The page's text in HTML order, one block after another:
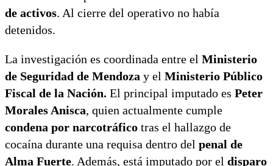
de activos. Al cierre del operativo no había
detenidos.
La investigación es coordinada entre el Ministerio
de Seguridad de Mendoza y el Ministerio Público
Fiscal de la Nación. El principal imputado es Peter
Morales Anisca, quien actualmente cumple
condena por narcotráfico tras el hallazgo de
cocaína durante una requisa dentro del penal de
Alma Fuerte. Además, está imputado por el disparo